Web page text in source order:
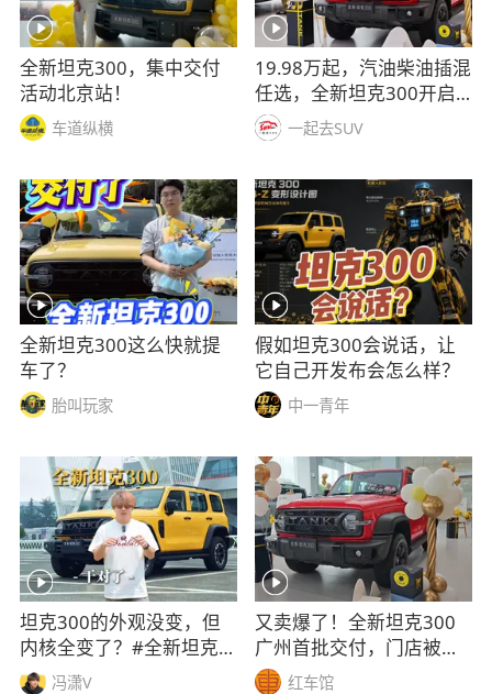
全新坦克300，集中交付
活动北京站！
车道纵横
19.98万起，汽油柴油插混
任选，全新坦克300开启
交付 一起去SUV
全新坦克300这么快就提
车了？
胎叫玩家
假如坦克300会说话，让
它自己开发布会怎么样？
中一青年
坦克300的外观没变，但
内核全变了？#全新坦克3
00 冯潇V
又卖爆了！全新坦克300
广州首批交付，门店被挤
爆
红车馆